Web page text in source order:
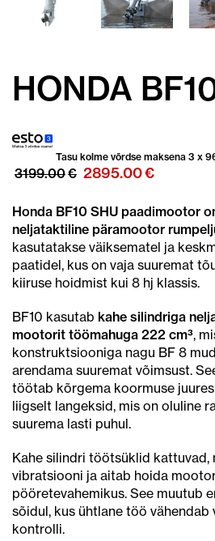
HONDA
Tasu kolme võrdse maksena 3 x
3199.00€ Algne
oli:
3199.00€.
2895.00€
on:
Honda BF10 SHU paadimootor
neljataktiline päramootor
kasutatakse väiksematel ja
paatidel, kus on vaja suuremat
kiiruse hoidmist kui 8 hj klassis.
BF10 kasutab kahe silindriga
mootorit töömahuga 222 cm³,
konstruktsiooniga nagu BF 8
arendama suuremat võimsust.
töötab kõrgema koormuse
liigselt langeksid, mis on oluline
suurema lasti puhul.
Kahe silindri töötsüklid kattuvad,
vibratsiooni ja aitab hoida
pööretevahemikus. See muutub
sõidul, kus ühtlane töö vähendab
kontrolli.